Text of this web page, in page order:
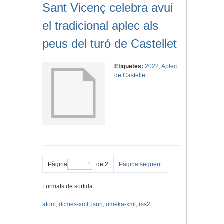
Sant Vicenç celebra avui
el tradicional aplec als
peus del turó de Castellet
Etiquetes: 2022,Aplec
de Castellet
Pàgina de 2 Pàgina següent
Formats de sortida
atom, dcmes-xml , json, omeka-xml , rss2